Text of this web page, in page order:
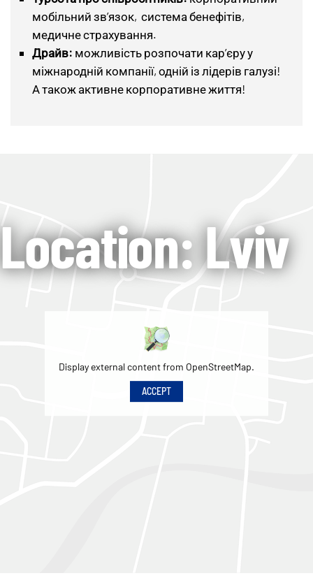
мобільний зв’язок, система бенефітів,
медичне страхування.
Драйв: можливість розпочати кар’єру у
міжнародній компанії, одній із лідерів галузі!
А також активне корпоративне життя!
Location: Lviv
Display external content from OpenStreetMap.
ACCEPT